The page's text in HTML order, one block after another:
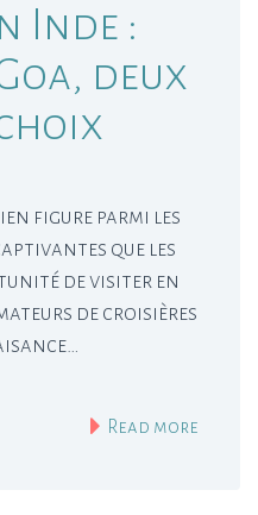
Inde :
deux
figure parmi les
que les
de visiter en
de croisières
Read more